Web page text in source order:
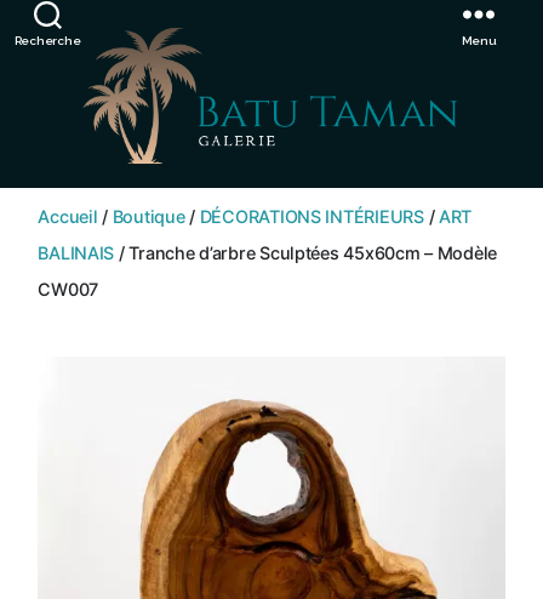
Showroom de Bali, décorations extérieurs et intérieurs Ignorer
Recherche
TAMAN
Menu
Accueil / Boutique/ DÉCORATIONS INTÉRIEURS/ART
BALINAIS / Tranche d’arbre Sculptées 45x60cm – Modèle
CW007